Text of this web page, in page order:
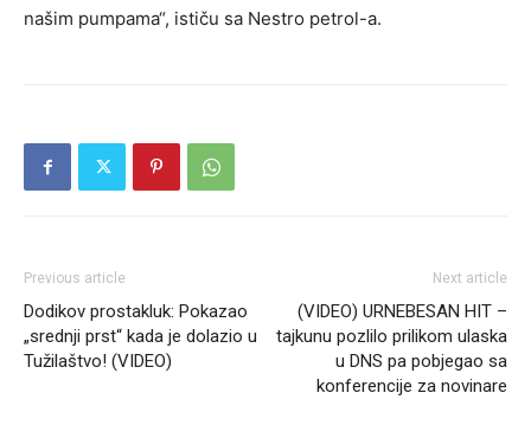
našim pumpama“, ističu sa Nestro petrol-a.
Previous article
Dodikov prostakluk: Pokazao
„srednji prst“ kada je dolazio u
Tužilaštvo! (VIDEO)
Next article
(VIDEO) URNEBESAN HIT –
tajkunu pozlilo prilikom ulaska
u DNS pa pobjegao sa
konferencije za novinare